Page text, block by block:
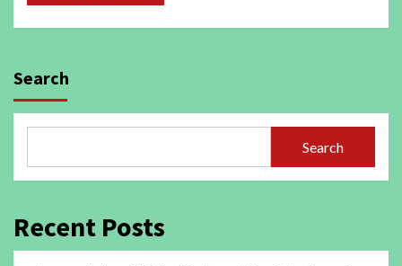
Search
Search
Recent Posts